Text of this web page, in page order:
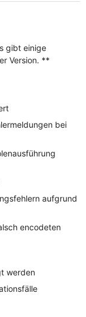
gibt einige
Version. **
bei
aufgrund
encodeten
werden